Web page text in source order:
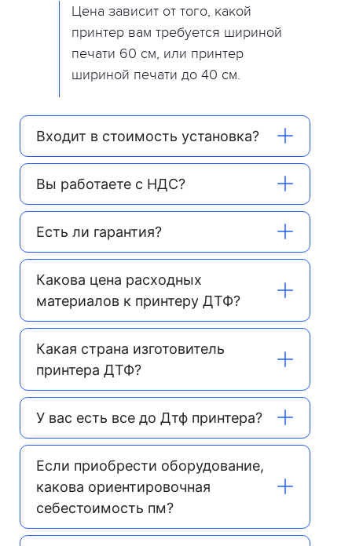
Цена зависит от того, какой
принтер вам требуется шириной
печати 60 см, или принтер
шириной печати до 40 см.
Входит в стоимость установка?
Вы работаете с НДС?
Есть ли гарантия?
Какова цена расходных
материалов к принтеру ДТФ?
Какая страна изготовитель
принтера ДТФ?
У вас есть все до Дтф принтера?
Если приобрести оборудование,
какова ориентировочная
себестоимость пм?